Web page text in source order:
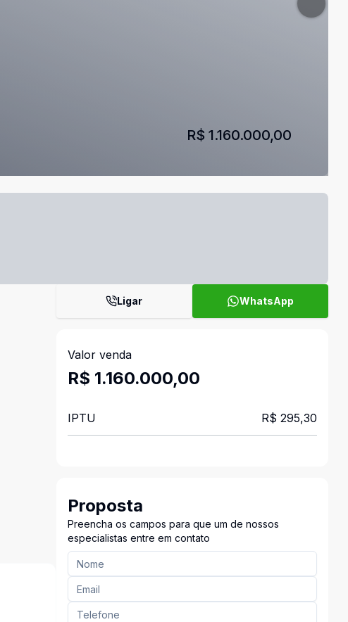
R$ 1.160.000,00
Ligar WhatsApp
Valor venda
R$ 1.160.000,00
IPTU R$ 295,30
Proposta
Preencha os campos para que um de nossos
especialistas entre em contato